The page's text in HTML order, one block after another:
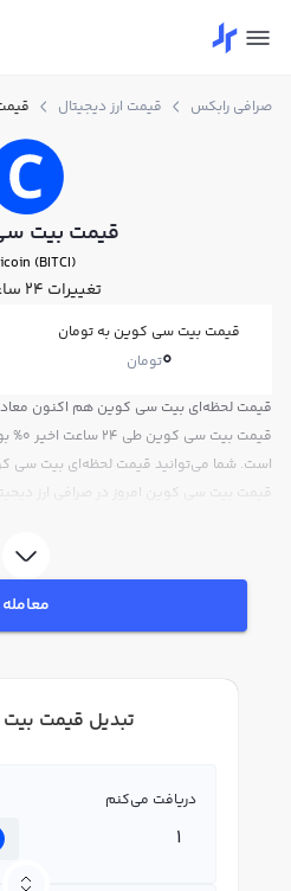
صرافی رابکس قیمت ارز دیجیتال
قیمت بیت
(BITCI)
تغییرات ۲۴ ساعته:
قیمت بیت سی کوین به تومان
0تومان
قیمت
است. شما می‌توانید قیمت لحظه‌ای بیت سی
قیمت بیت سی کوین امروز در صرافی ارز
معامله
تبدیل قیمت
دریافت می‌کنم